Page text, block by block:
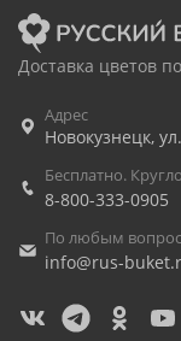
Доставка цветов
Адрес
Новокузнецк,
Бесплатно.
8-800-333-0905
По любым
info@rus-